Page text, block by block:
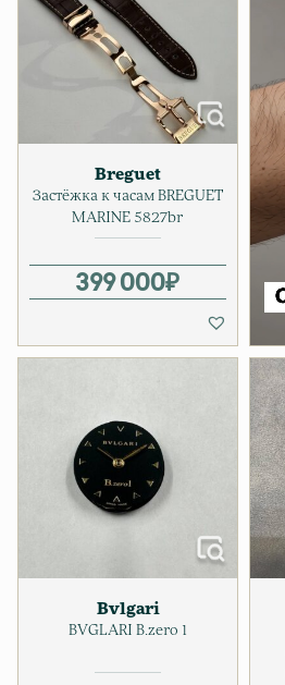
Breguet
Застёжка к часам BREGUET
MARINE 5827br
399 000₽
Bvlgari
BVGLARI B.zero 1